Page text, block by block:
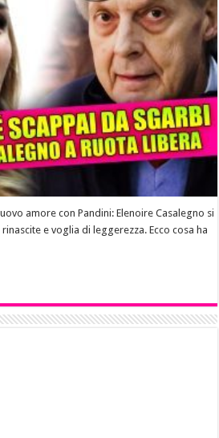
amore con Pandini: Elenoire Casalegno si
e voglia di leggerezza. Ecco cosa ha